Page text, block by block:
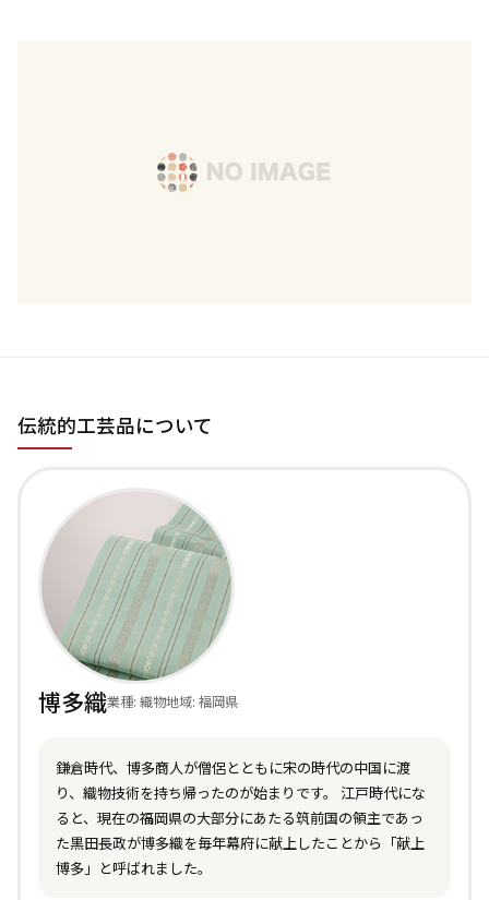
伝統的工芸品について
博多織業種: 織物地域: 福岡県
鎌倉時代、博多商人が僧侶とともに宋の時代の中国に渡
り、織物技術を持ち帰ったのが始まりです。 江戸時代にな
ると、現在の福岡県の大部分にあたる筑前国の領主であっ
た黒田長政が博多織を毎年幕府に献上したことから「献上
博多」と呼ばれました。